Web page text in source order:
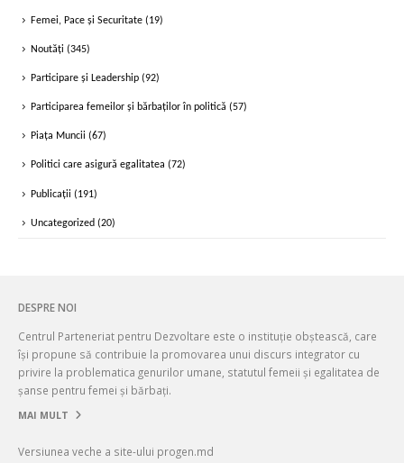
își propune să contribuie la promovarea unui discurs integrator cu
privire la problematica genurilor umane, statutul femeii și egalitatea de
șanse pentru femei și bărbați.